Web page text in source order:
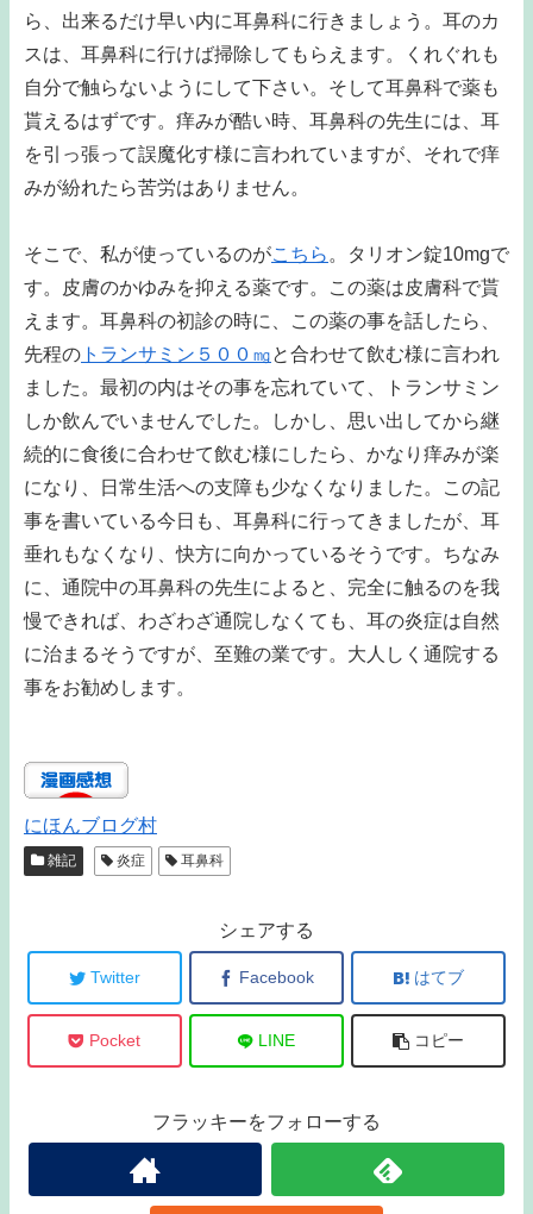
ら、出来るだけ早い内に耳鼻科に行きましょう。耳のカ
スは、耳鼻科に行けば掃除してもらえます。くれぐれも
自分で触らないようにして下さい。そして耳鼻科で薬も
貰えるはずです。痒みが酷い時、耳鼻科の先生には、耳
を引っ張って誤魔化す様に言われていますが、それで痒
みが紛れたら苦労はありません。
そこで、私が使っているのがこちら。タリオン錠10mgで
す。皮膚のかゆみを抑える薬です。この薬は皮膚科で貰
えます。耳鼻科の初診の時に、この薬の事を話したら、
先程の トランサミン５００㎎と合わせて飲む様に言われ
ました。最初の内はその事を忘れていて、トランサミン
しか飲んでいませんでした。しかし、思い出してから継
続的に食後に合わせて飲む様にしたら、かなり痒みが楽
になり、日常生活への支障も少なくなりました。この記
事を書いている今日も、耳鼻科に行ってきましたが、耳
垂れもなくなり、快方に向かっているそうです。ちなみ
に、通院中の耳鼻科の先生によると、完全に触るのを我
慢できれば、わざわざ通院しなくても、耳の炎症は自然
に治まるそうですが、至難の業です。大人しく通院する
事をお勧めします。
にほんブログ村
雑記 炎症 耳鼻科
シェアする
Twitter Facebook はてブ
Pocket LINE コピー
フラッキーをフォローする